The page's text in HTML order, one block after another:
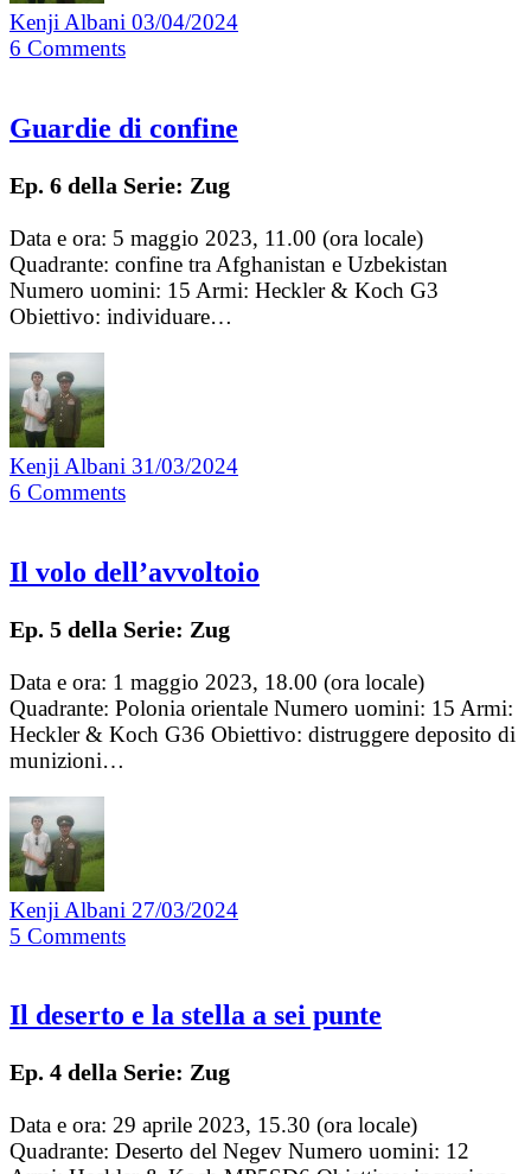
Kenji Albani 03/04/2024
6 Comments
Guardie di confine
Ep. 6 della Serie: Zug
Data e ora: 5 maggio 2023, 11.00 (ora locale)
Quadrante: confine tra Afghanistan e Uzbekistan
Numero uomini: 15 Armi: Heckler & Koch G3
Obiettivo: individuare…
Kenji Albani 31/03/2024
6 Comments
Il volo dell’avvoltoio
Ep. 5 della Serie: Zug
Data e ora: 1 maggio 2023, 18.00 (ora locale)
Quadrante: Polonia orientale Numero uomini: 15 Armi:
Heckler & Koch G36 Obiettivo: distruggere deposito di
munizioni…
Kenji Albani 27/03/2024
5 Comments
Il deserto e la stella a sei punte
Ep. 4 della Serie: Zug
Data e ora: 29 aprile 2023, 15.30 (ora locale)
Quadrante: Deserto del Negev Numero uomini: 12